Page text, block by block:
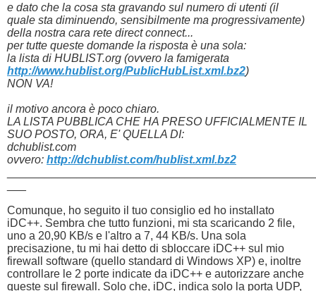
e dato che la cosa sta gravando sul numero di utenti (il
quale sta diminuendo, sensibilmente ma progressivamente)
della nostra cara rete direct connect...
per tutte queste domande la risposta è una sola:
la lista di HUBLIST.org (ovvero la famigerata
http://www.hublist.org/PublicHubList.xml.bz2)
NON VA!
il motivo ancora è poco chiaro.
LA LISTA PUBBLICA CHE HA PRESO UFFICIALMENTE IL
SUO POSTO, ORA, E' QUELLA DI:
dchublist.com
ovvero: http://dchublist.com/hublist.xml.bz2
Comunque, ho seguito il tuo consiglio ed ho installato
iDC++. Sembra che tutto funzioni, mi sta scaricando 2 file,
uno a 20,90 KB/s e l'altro a 7, 44 KB/s. Una sola
precisazione, tu mi hai detto di sbloccare iDC++ sul mio
firewall software (quello standard di Windows XP) e, inoltre
controllare le 2 porte indicate da iDC++ e autorizzare anche
queste sul firewall. Solo che, iDC, indica solo la porta UDP,